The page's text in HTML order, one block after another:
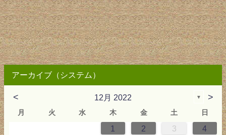
アーカイブ（システム）
< 12月 2022 ▼ >
月 火 水 木 金 土 日
1 2 3 4